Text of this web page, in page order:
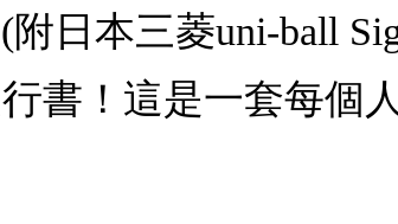
日本三菱uni-ball
書！這是一套每個